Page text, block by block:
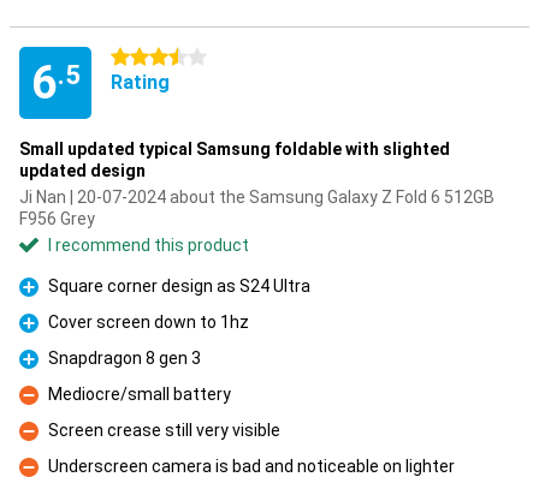
6.5
3.5 stars
Rating
Small updated typical Samsung foldable with slighted
updated design
Ji Nan | 20-07-2024 about the Samsung Galaxy Z Fold 6 512GB
F956 Grey
I recommend this product
Pro
Square corner design as S24 Ultra
Pro
Cover screen down to 1hz
Pro
Snapdragon 8 gen 3
Con
Mediocre/small battery
Con
Screen crease still very visible
Underscreen camera is bad and noticeable on lighter